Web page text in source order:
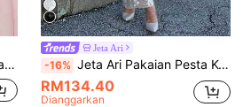
Feyla Gaun Midi Elegan Wanita Leher Bulat Reka Bentuk Cape Dihiasi Batu Permata
Jeta Ari
-16% Jeta Ari Pakaian Pesta Koktel Lengan Panjang Sequin Sequin Square Neck, Serbaguna Untuk Majlis Keraian, Musim Gugur/Musim Sejuk, Pakaian Prom, Pakaian Tetamu Perkahwinan Musim Gugur
RM134.40
Dianggarkan